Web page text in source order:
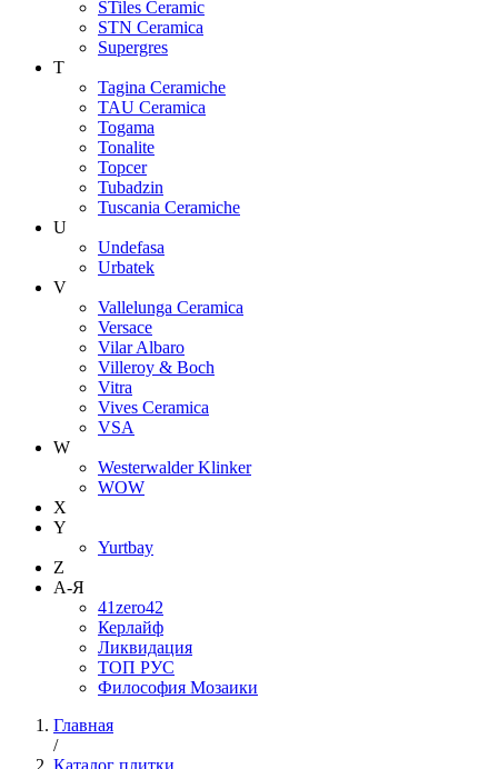
STiles Ceramic
STN Ceramica
Supergres
T
Tagina Ceramiche
TAU Ceramica
Togama
Tonalite
Topcer
Tubadzin
Tuscania Ceramiche
U
Undefasa
Urbatek
V
Vallelunga Ceramica
Versace
Vilar Albaro
Villeroy & Boch
Vitra
Vives Ceramica
VSA
W
Westerwalder Klinker
WOW
X
Y
Yurtbay
Z
А-Я
41zero42
Керлайф
Ликвидация
ТОП РУС
Философия Мозаики
Главная
/
Каталог плитки